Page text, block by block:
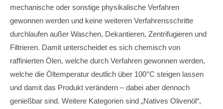
mechanische oder sonstige physikalische Verfahren
gewonnen werden und keine weiteren Verfahrensschritte
durchlaufen außer Waschen, Dekantieren, Zentrifugieren und
Filtrieren. Damit unterscheidet es sich chemisch von
raffinierten Ölen, welche durch Verfahren gewonnen werden,
welche die Öltemperatur deutlich über 100°C steigen lassen
und damit das Produkt verändern – dabei aber dennoch
genießbar sind. Weitere Kategorien sind „Natives Olivenöl“,